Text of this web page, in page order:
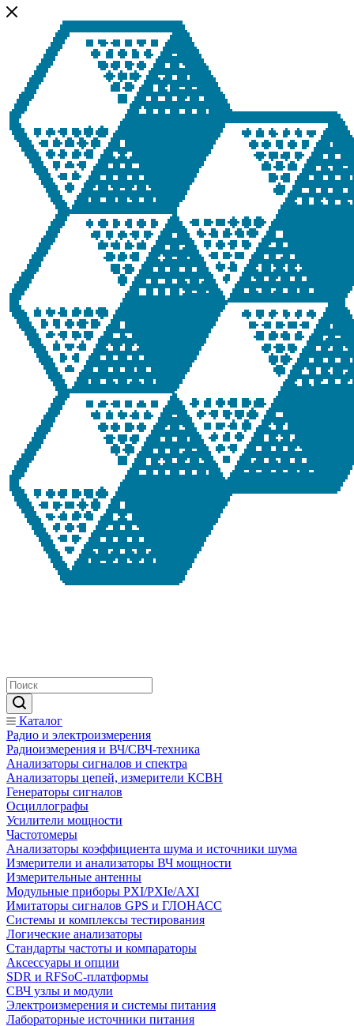
Каталог
Радио и электроизмерения
Радиоизмерения и ВЧ/СВЧ-техника
Анализаторы сигналов и спектра
Анализаторы цепей, измерители КСВН
Генераторы сигналов
Осциллографы
Усилители мощности
Частотомеры
Анализаторы коэффициента шума и источники шума
Измерители и анализаторы ВЧ мощности
Измерительные антенны
Модульные приборы PXI/PXIe/AXI
Имитаторы сигналов GPS и ГЛОНАСС
Системы и комплексы тестирования
Логические анализаторы
Стандарты частоты и компараторы
Аксессуары и опции
SDR и RFSoC‑платформы
СВЧ узлы и модули
Электроизмерения и системы питания
Лабораторные источники питания